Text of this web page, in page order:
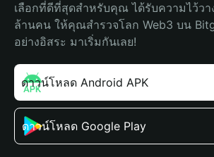
เลือกที่ดีที่สุดสำหรับคุณ ได้รับความไว้วา
ล้านคน ให้คุณสำรวจโลก Web3 บน
อย่างอิสระ มาเริ่มกันเลย!
ดาวน์โหลด Android APK
ดาวน์โหลด Google Play